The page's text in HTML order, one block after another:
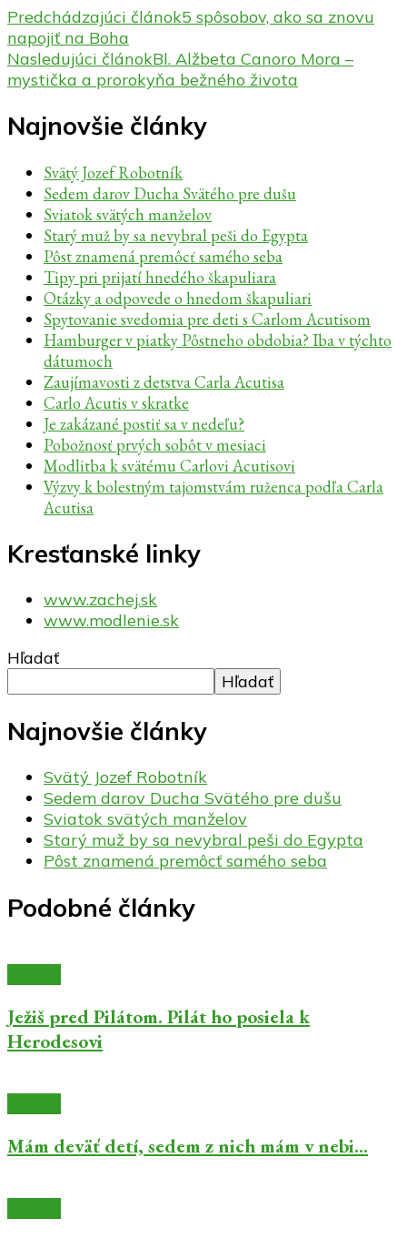
Predchádzajúci článok5 spôsobov, ako sa znovu
napojiť na Boha
Nasledujúci článokBl. Alžbeta Canoro Mora –
mystička a prorokyňa bežného života
Najnovšie články
Svätý Jozef Robotník
Sedem darov Ducha Svätého pre dušu
Sviatok svätých manželov
Starý muž by sa nevybral peši do Egypta
Pôst znamená premôcť samého seba
Tipy pri prijatí hnedého škapuliara
Otázky a odpovede o hnedom škapuliari
Spytovanie svedomia pre deti s Carlom Acutisom
Hamburger v piatky Pôstneho obdobia? Iba v týchto
dátumoch
Zaujímavosti z detstva Carla Acutisa
Carlo Acutis v skratke
Je zakázané postiť sa v nedeľu?
Pobožnosť prvých sobôt v mesiaci
Modlitba k svätému Carlovi Acutisovi
Výzvy k bolestným tajomstvám ruženca podľa Carla
Acutisa
Kresťanské linky
www.zachej.sk
www.modlenie.sk
Hľadať
Hľadať
Najnovšie články
Svätý Jozef Robotník
Sedem darov Ducha Svätého pre dušu
Sviatok svätých manželov
Starý muž by sa nevybral peši do Egypta
Pôst znamená premôcť samého seba
Podobné články
Ježiš pred Pilátom. Pilát ho posiela k
Herodesovi
Mám deväť detí, sedem z nich mám v nebi…